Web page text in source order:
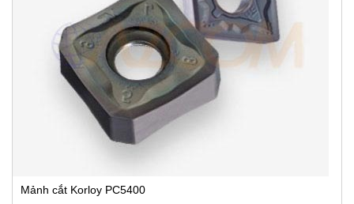
Mảnh cắt Korloy PC5400